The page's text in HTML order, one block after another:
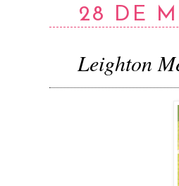
28 DE
Leighton